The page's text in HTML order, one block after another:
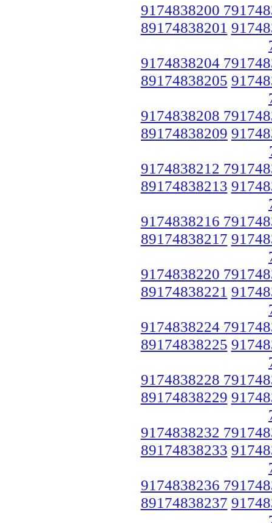
9174838200
89174838201
9174838204
89174838205
9174838208
89174838209
9174838212
89174838213
9174838216
89174838217
9174838220
89174838221
9174838224
89174838225
9174838228
89174838229
9174838232
89174838233
9174838236
89174838237